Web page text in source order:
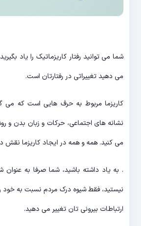
شما می توانید رفتار کاریزماتیک را یاد
می دهید تغییراتی در رفتارتان است.
کاریزما مربوط به حرف هایی است که می
نشانه های اجتماعی، حرکات و زبان بدن و
می کنید. همه و همه در ایجاد کاریزما نقش
. به یاد داشته باشید، شما صرفا به
نیستید، فقط شیوه درک مردم نسبت به خود
ارتباطات بیرونی تان تغییر می دهید.